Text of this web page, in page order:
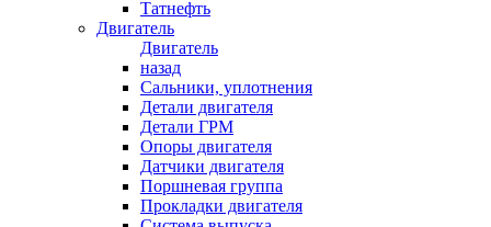
Татнефть
Двигатель
Двигатель
назад
Сальники, уплотнения
Детали двигателя
Детали ГРМ
Опоры двигателя
Датчики двигателя
Поршневая группа
Прокладки двигателя